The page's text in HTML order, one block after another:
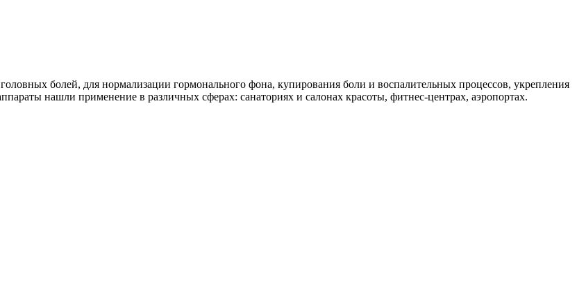
болей, для нормализации гормонального фона, купирования боли и воспалительных процессов, укрепления
нашли применение в различных сферах: санаториях и салонах красоты, фитнес-центрах, аэропортах.